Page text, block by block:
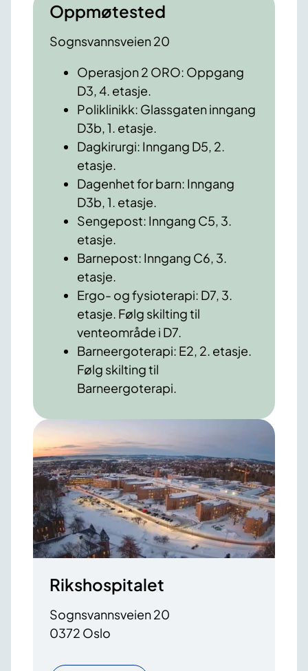
Oppmøtested
Sognsvannsveien 20
Operasjon 2 ORO: Oppgang
D3, 4. etasje.
Poliklinikk: Glassgaten inngang
D3b, 1. etasje.
Dagkirurgi: Inngang D5, 2.
etasje.
Dagenhet for barn: Inngang
D3b, 1. etasje.
Sengepost: Inngang C5, 3.
etasje.
Barnepost: Inngang C6, 3.
etasje.
Ergo- og fysioterapi: D7, 3.
etasje. Følg skilting til
venteområde i D7.
Barneergoterapi: E2, 2. etasje.
Følg skilting til
Barneergoterapi.
Rikshospitalet
Sognsvannsveien 20
0372 Oslo